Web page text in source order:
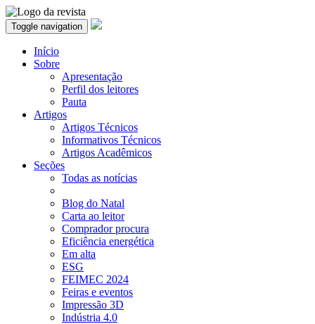
Toggle navigation
Início
Sobre
Apresentação
Perfil dos leitores
Pauta
Artigos
Artigos Técnicos
Informativos Técnicos
Artigos Acadêmicos
Seções
Todas as notícias
Blog do Natal
Carta ao leitor
Comprador procura
Eficiência energética
Em alta
ESG
FEIMEC 2024
Feiras e eventos
Impressão 3D
Indústria 4.0